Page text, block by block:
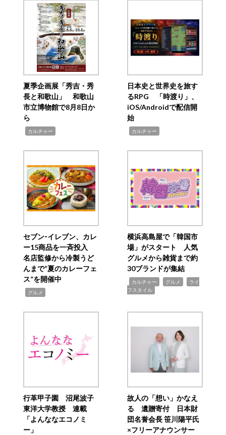
夏季企画展「秀吉・秀
長と和歌山」 和歌山
市立博物館で8月8日か
ら
カルチャー
日本史と世界史を旅す
るRPG 「時渡り」、
iOS/Androidで配信開
始
カルチャー
セブン‐イレブン、カレ
ー15商品を一斉投入
名店監修から冷製うど
んまで“夏のカレーフェ
ス”を開催中
グルメ
横浜高島屋で「韓国市
場」がスタート 人気
グルメから雑貨まで約
30ブランドが集結
カルチャー グルメ
ライ
フスタイル
行革甲子園 沼尾波子
東洋大学教授 連載
「よんななエコノミ
ー」
故人の「想い」かなえ
る 遺贈寄付 日本財
団名誉会長 笹川陽平氏
×フリーアナウンサー